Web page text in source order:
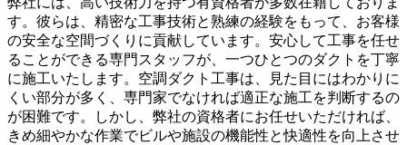
す。彼らは、精密な工事技術と熟練の経験をもって、お客様
の安全な空間づくりに貢献しています。安心して工事を任せ
ることができる専門スタッフが、一つひとつのダクトを丁寧
に施工いたします。空調ダクト工事は、見た目にはわかりに
くい部分が多く、専門家でなければ適正な施工を判断するの
が困難です。しかし、弊社の資格者にお任せいただければ、
きめ細やかな作業でビルや施設の機能性と快適性を向上させ